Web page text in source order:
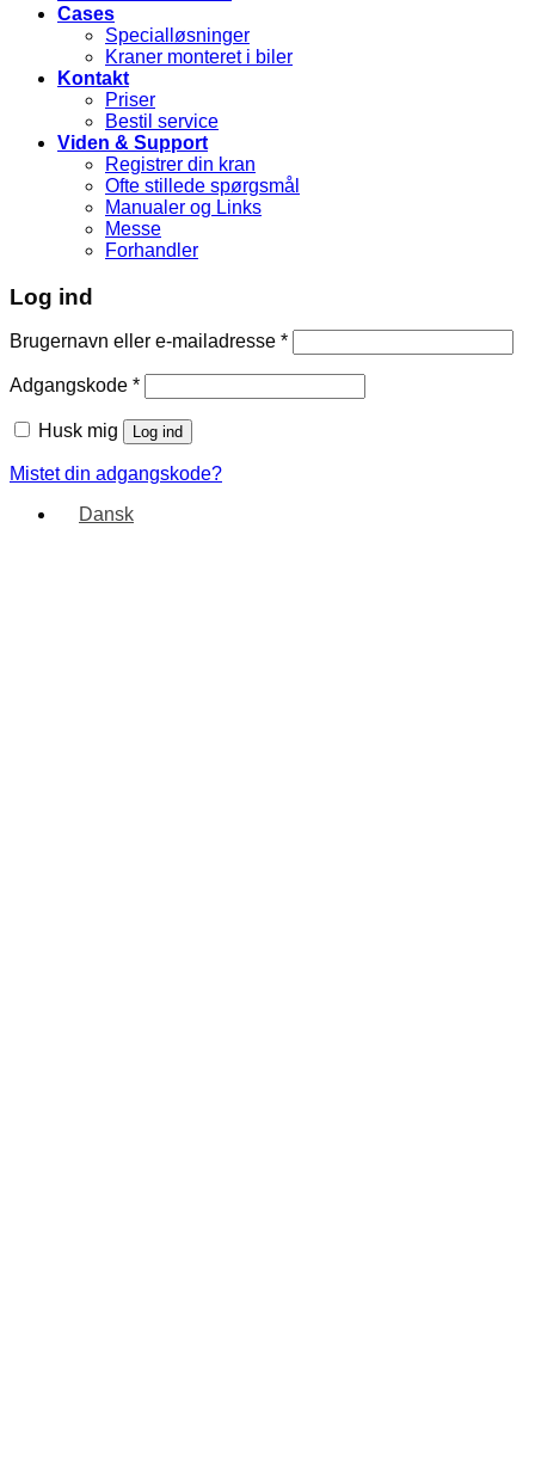
Cases
Specialløsninger
Kraner monteret i biler
Kontakt
Priser
Bestil service
Viden & Support
Registrer din kran
Ofte stillede spørgsmål
Manualer og Links
Messe
Forhandler
Log ind
Brugernavn eller e-mailadresse *
Adgangskode *
Husk mig Log ind
Mistet din adgangskode?
Dansk